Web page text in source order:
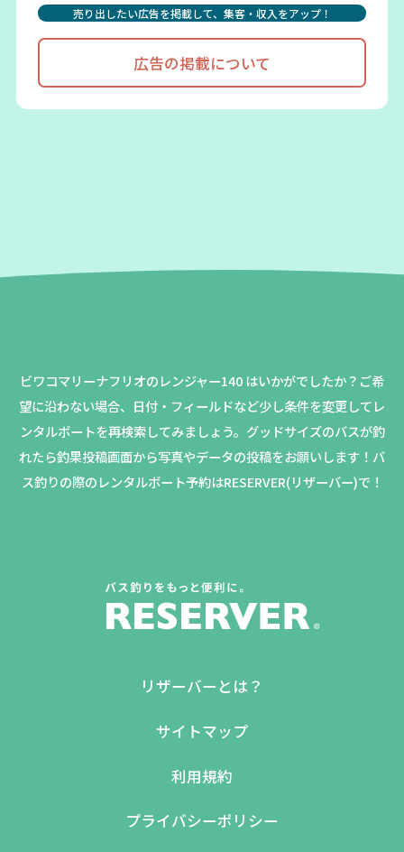
売り出したい広告を掲載して、集客・収入をアップ！
広告の掲載について
ビワコマリーナフリオのレンジャー140 はいかがでしたか？ ご希
望に沿わない場合、日付・フィールドなど少し条件を変更してレ
ンタルボートを再検索してみましょう。 グッドサイズのバスが釣
れたら釣果投稿画面から写真やデータの投稿をお願いします！バ
ス釣りの際のレンタルボート予約はRESERVER(リザーバー)で！
リザーバーとは？
サイトマップ
利用規約
プライバシーポリシー